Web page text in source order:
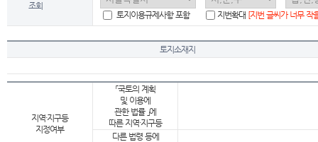
조회
토지이용규제사항 포함
지번확대 [지번 글씨가 너무 작
토지소재지
지역·지구등
지정여부
「국토의 계획
및 이용에
관한 법률 」에
따른 지역·지구등
다른 법령 등에